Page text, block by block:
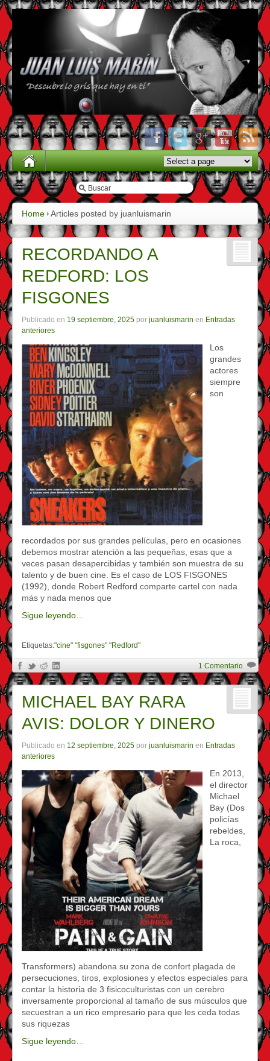
Home Articles posted by juanluismarin
RECORDANDO A
REDFORD: LOS
FISGONES
Publicado en 19 septiembre, 2025 por juanluismarin en Entradas
anteriores
Los
grandes
actores
siempre
son
recordados por sus grandes películas, pero en ocasiones
debemos mostrar atención a las pequeñas, esas que a
veces pasan desapercibidas y también son muestra de su
talento y de buen cine. Es el caso de LOS FISGONES
(1992), donde Robert Redford comparte cartel con nada
más y nada menos que
Sigue leyendo…
Etiquetas:"cine" "fisgones" "Redford"
1 Comentario
MICHAEL BAY RARA
AVIS: DOLOR Y DINERO
Publicado en 12 septiembre, 2025 por juanluismarin en Entradas
anteriores
En 2013,
el director
Michael
Bay (Dos
policías
rebeldes,
La roca,
Transformers) abandona su zona de confort plagada de
persecuciones, tiros, explosiones y efectos especiales para
contar la historia de 3 fisicoculturistas con un cerebro
inversamente proporcional al tamaño de sus músculos que
secuestran a un rico empresario para que les ceda todas
sus riquezas
Sigue leyendo…